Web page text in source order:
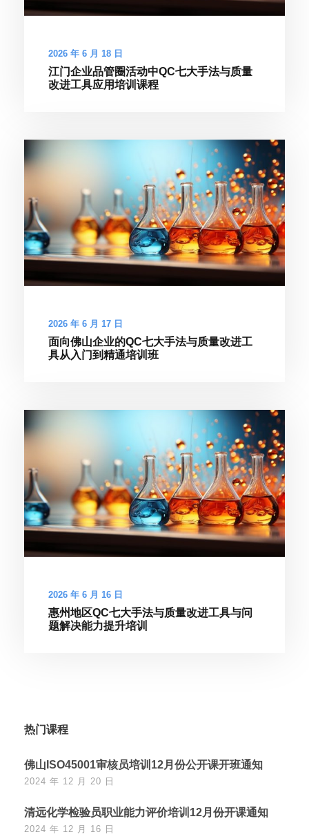
2026 年 6 月 18 日
江门企业品管圈活动中QC七大手法与质量
改进工具应用培训课程
2026 年 6 月 17 日
面向佛山企业的QC七大手法与质量改进工
具从入门到精通培训班
2026 年 6 月 16 日
惠州地区QC七大手法与质量改进工具与问
题解决能力提升培训
热门课程
佛山ISO45001审核员培训12月份公开课开班通知
2024 年 12 月 20 日
清远化学检验员职业能力评价培训12月份开课通知
2024 年 12 月 16 日